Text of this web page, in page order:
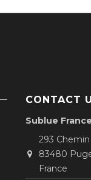
CONTACT
Sublue France
293
83480
France